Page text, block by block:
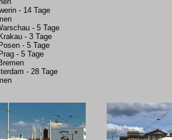
- 14 Tage
- 5 Tage
- 3 Tage
- 5 Tage
- 5 Tage
- 28 Tage